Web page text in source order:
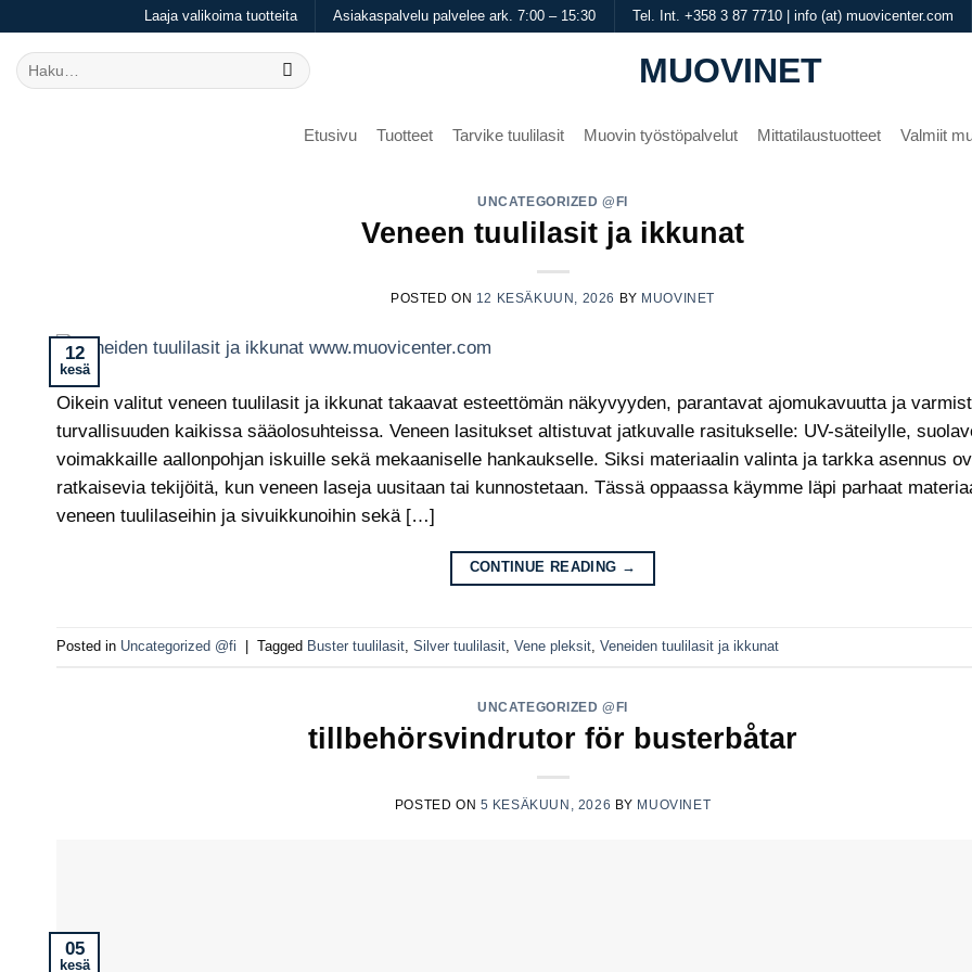
content
Laaja valikoima tuotteita Asiakaspalvelu palvelee ark. 7:00 – 15:30 Tel. Int. +358 3 87 7710 | info (at) muovicenter.com
MUOVINET
Etsi:
Etusivu Tuotteet Tarvike tuulilasit Muovin työstöpalvelut Mittatilaustuotteet Valmiit
UNCATEGORIZED @FI
Veneen tuulilasit ja ikkunat
POSTED ON 12 KESÄKUUN, 2026 BY MUOVINET
12
kesä
Oikein valitut veneen tuulilasit ja ikkunat takaavat esteettömän näkyvyyden, parantavat ajomukavuutta ja
turvallisuuden kaikissa sääolosuhteissa. Veneen lasitukset altistuvat jatkuvalle rasitukselle: UV-säteilylle,
voimakkaille aallonpohjan iskuille sekä mekaaniselle hankaukselle. Siksi materiaalin valinta ja tarkka asennus
ratkaisevia tekijöitä, kun veneen laseja uusitaan tai kunnostetaan. Tässä oppaassa käymme läpi parhaat
veneen tuulilaseihin ja sivuikkunoihin sekä […]
CONTINUE READING →
Posted in Uncategorized @fi Tagged Buster tuulilasit, Silver tuulilasit, Vene pleksit, Veneiden tuulilasit ja ikkunat
UNCATEGORIZED @FI
tillbehörsvindrutor för busterbåtar
POSTED ON 5 KESÄKUUN, 2026 BY MUOVINET
05
kesä